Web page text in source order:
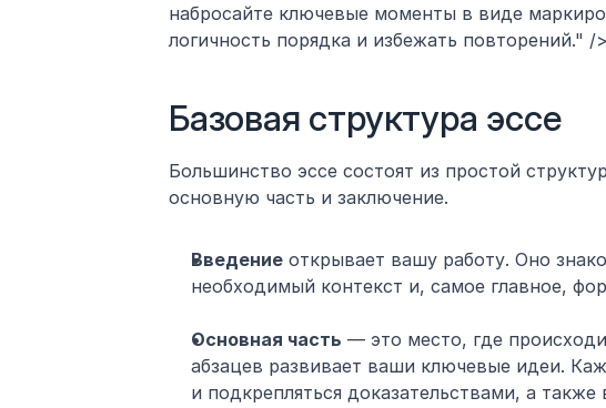
набросайте ключевые моменты в виде
логичность порядка и избежать повторений." />
Базовая структура эссе
Большинство эссе состоят из простой
основную часть и заключение.
Введение открывает вашу работу. Оно
необходимый контекст и, самое главное,
Основная часть — это место, где
абзацев развивает ваши ключевые идеи.
и подкрепляться доказательствами, а